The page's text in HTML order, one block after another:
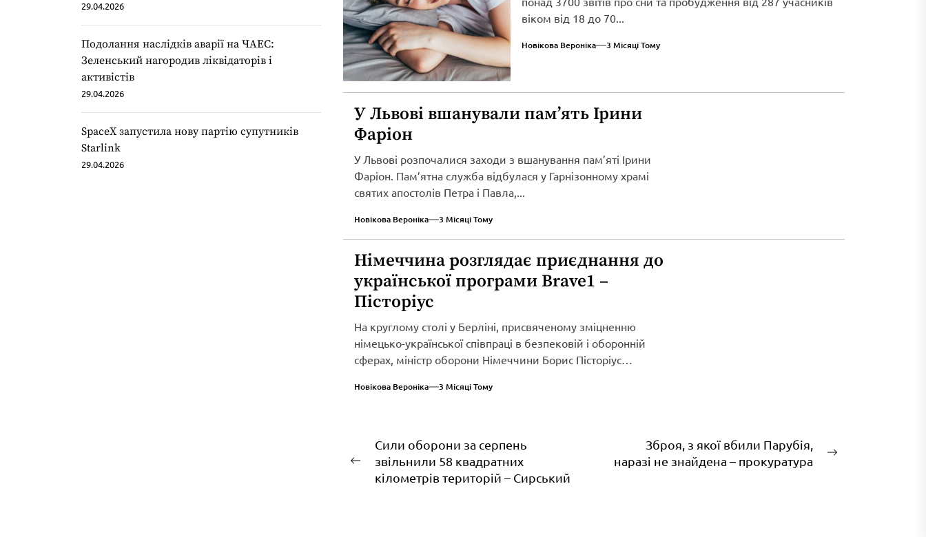
віком від 18 до 70...
Новікова Вероніка 3 Місяці Тому
У Львові вшанували пам’ять Ірини
Фаріон
У Львові розпочалися заходи з вшанування пам’яті Ірини
Фаріон. Пам’ятна служба відбулася у Гарнізонному храмі
святих апостолів Петра і Павла,...
Новікова Вероніка 3 Місяці Тому
Німеччина розглядає приєднання до
української програми Brave1 –
Пісторіус
На круглому столі у Берліні, присвяченому зміцненню
німецько-української співпраці в безпековій і оборонній
сферах, міністр оборони Німеччини Борис Пісторіус
Новікова Вероніка 3 Місяці Тому
Навігація
записів
Попередній
запис:
Сили оборони за серпень
звільнили 58 квадратних
кілометрів територій – Сирський
Зброя, з якої вбили Парубія,
наразі не знайдена – прокуратура
29.04.2026
Подолання наслідків аварії на ЧАЕС:
Зеленський нагородив ліквідаторів і
активістів
29.04.2026
SpaceX запустила нову партію супутників
Starlink
29.04.2026